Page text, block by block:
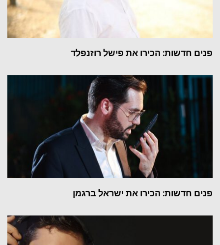
פנים חדשות: הכירו את פישל רוזנפלד
פנים חדשות: הכירו את ישראל ברגמן